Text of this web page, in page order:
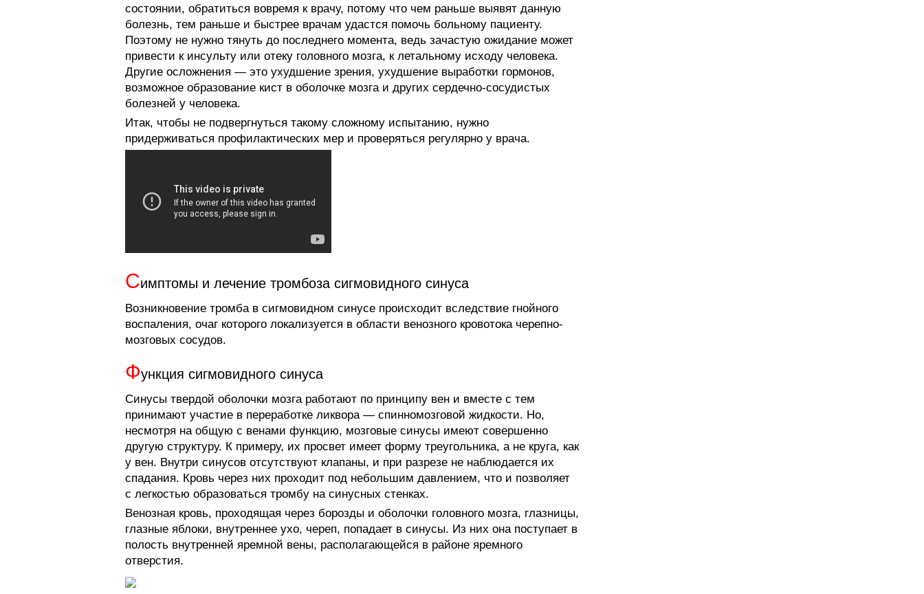
состоянии, обратиться вовремя к врачу, потому что чем раньше выявят данную
болезнь, тем раньше и быстрее врачам удастся помочь больному пациенту.
Поэтому не нужно тянуть до последнего момента, ведь зачастую ожидание может
привести к инсульту или отеку головного мозга, к летальному исходу человека.
Другие осложнения — это ухудшение зрения, ухудшение выработки гормонов,
возможное образование кист в оболочке мозга и других сердечно-сосудистых
болезней у человека.
Итак, чтобы не подвергнуться такому сложному испытанию, нужно
придерживаться профилактических мер и проверяться регулярно у врача.
Симптомы и лечение тромбоза сигмовидного синуса
Возникновение тромба в сигмовидном синусе происходит вследствие гнойного
воспаления, очаг которого локализуется в области венозного кровотока черепно-
мозговых сосудов.
Функция сигмовидного синуса
Синусы твердой оболочки мозга работают по принципу вен и вместе с тем
принимают участие в переработке ликвора — спинномозговой жидкости. Но,
несмотря на общую с венами функцию, мозговые синусы имеют совершенно
другую структуру. К примеру, их просвет имеет форму треугольника, а не круга, как
у вен. Внутри синусов отсутствуют клапаны, и при разрезе не наблюдается их
спадания. Кровь через них проходит под небольшим давлением, что и позволяет
с легкостью образоваться тромбу на синусных стенках.
Венозная кровь, проходящая через борозды и оболочки головного мозга, глазницы,
глазные яблоки, внутреннее ухо, череп, попадает в синусы. Из них она поступает в
полость внутренней яремной вены, располагающейся в районе яремного
отверстия.